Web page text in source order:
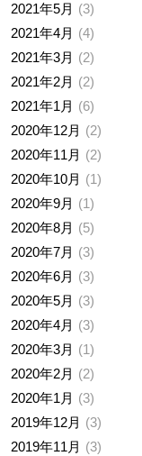
2021年5月
3
2021年4月
4
2021年3月
2
2021年2月
2
2021年1月
6
2020年12月
2
2020年11月
2
2020年10月
1
2020年9月
1
2020年8月
5
2020年7月
3
2020年6月
3
2020年5月
3
2020年4月
3
2020年3月
1
2020年2月
2
2020年1月
3
2019年12月
3
2019年11月
3